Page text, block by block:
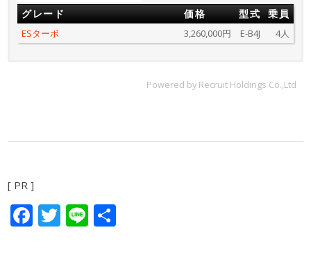
グレード 価格 型式 乗員
ESターボ 3,260,000円 E-B4J 4人
Powered by Recruit Holdings Co.,Ltd
[ PR ]
Facebook
Twitter
Line